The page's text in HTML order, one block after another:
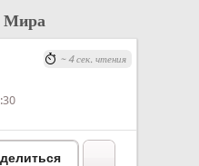
Мира
~ 4 сек. чтения